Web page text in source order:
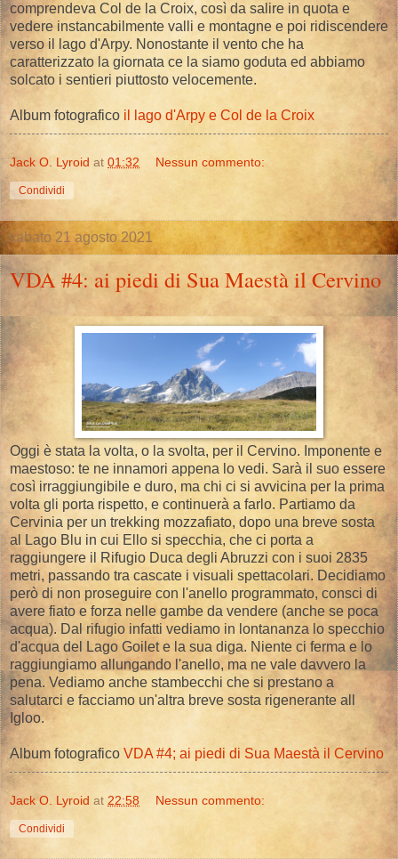
comprendeva Col de la Croix, così da salire in quota e
vedere instancabilmente valli e montagne e poi ridiscendere
verso il lago d'Arpy. Nonostante il vento che ha
caratterizzato la giornata ce la siamo goduta ed abbiamo
solcato i sentieri piuttosto velocemente.
Album fotografico il lago d'Arpy e Col de la Croix
Jack O. Lyroid at 01:32 Nessun commento:
Condividi
sabato 21 agosto 2021
VDA #4: ai piedi di Sua Maestà il Cervino
Oggi è stata la volta, o la svolta, per il Cervino. Imponente e
maestoso: te ne innamori appena lo vedi. Sarà il suo essere
così irraggiungibile e duro, ma chi ci si avvicina per la prima
volta gli porta rispetto, e continuerà a farlo. Partiamo da
Cervinia per un trekking mozzafiato, dopo una breve sosta
al Lago Blu in cui Ello si specchia, che ci porta a
raggiungere il Rifugio Duca degli Abruzzi con i suoi 2835
metri, passando tra cascate i visuali spettacolari. Decidiamo
però di non proseguire con l'anello programmato, consci di
avere fiato e forza nelle gambe da vendere (anche se poca
acqua). Dal rifugio infatti vediamo in lontananza lo specchio
d'acqua del Lago Goilet e la sua diga. Niente ci ferma e lo
raggiungiamo allungando l'anello, ma ne vale davvero la
pena. Vediamo anche stambecchi che si prestano a
salutarci e facciamo un'altra breve sosta rigenerante all
Igloo.
Album fotografico VDA #4; ai piedi di Sua Maestà il Cervino
Jack O. Lyroid at 22:58 Nessun commento:
Condividi